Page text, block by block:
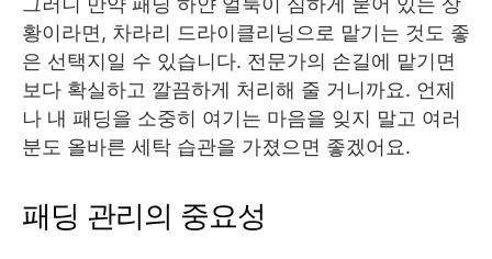
황이라면, 차라리 드라이클리닝으로 맡기는 것도 좋
은 선택지일 수 있습니다. 전문가의 손길에 맡기면
보다 확실하고 깔끔하게 처리해 줄 거니까요. 언제
나 내 패딩을 소중히 여기는 마음을 잊지 말고 여러
분도 올바른 세탁 습관을 가졌으면 좋겠어요.
패딩 관리의 중요성